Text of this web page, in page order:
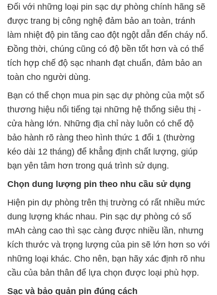
Đối với những loại pin sạc dự phòng chính hãng sẽ
được trang bị công nghệ đảm bảo an toàn, tránh
làm nhiệt độ pin tăng cao đột ngột dẫn đến cháy nổ.
Đồng thời, chúng cũng có độ bền tốt hơn và có thể
tích hợp chế độ sạc nhanh đạt chuẩn, đảm bảo an
toàn cho người dùng.
Bạn có thể chọn mua pin sạc dự phòng của một số
thương hiệu nổi tiếng tại những hệ thống siêu thị -
cửa hàng lớn. Những địa chỉ này luôn có chế độ
bảo hành rõ ràng theo hình thức 1 đổi 1 (thường
kéo dài 12 tháng) để khẳng định chất lượng, giúp
bạn yên tâm hơn trong quá trình sử dụng.
Chọn dung lượng pin theo nhu cầu sử dụng
Hiện pin dự phòng trên thị trường có rất nhiều mức
dung lượng khác nhau. Pin sạc dự phòng có số
mAh càng cao thì sạc càng được nhiều lần, nhưng
kích thước và trọng lượng của pin sẽ lớn hơn so với
những loại khác. Cho nên, bạn hãy xác định rõ nhu
cầu của bản thân để lựa chọn được loại phù hợp.
Sạc và bảo quản pin đúng cách